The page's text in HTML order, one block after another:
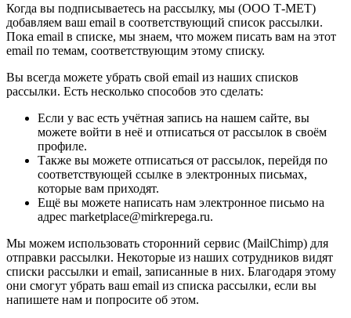
Когда вы подписываетесь на рассылку, мы (ООО Т-МЕТ)
добавляем ваш email в соответствующий список рассылки.
Пока email в списке, мы знаем, что можем писать вам на этот
email по темам, соответствующим этому списку.
Вы всегда можете убрать свой email из наших списков
рассылки. Есть несколько способов это сделать:
Если у вас есть учётная запись на нашем сайте, вы
можете войти в неё и отписаться от рассылок в своём
профиле.
Также вы можете отписаться от рассылок, перейдя по
соответствующей ссылке в электронных письмах,
которые вам приходят.
Ещё вы можете написать нам электронное письмо на
адрес marketplace@mirkrepega.ru.
Мы можем использовать сторонний сервис (MailChimp) для
отправки рассылки. Некоторые из наших сотрудников видят
списки рассылки и email, записанные в них. Благодаря этому
они смогут убрать ваш email из списка рассылки, если вы
напишете нам и попросите об этом.